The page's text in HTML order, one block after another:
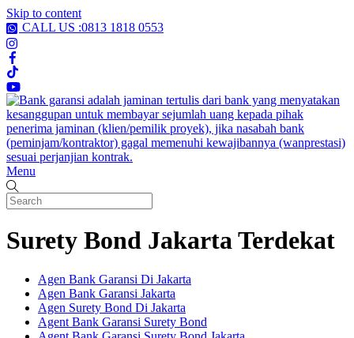
Skip to content
CALL US :0813 1818 0553
Menu
Surety Bond Jakarta Terdekat
Agen Bank Garansi Di Jakarta
Agen Bank Garansi Jakarta
Agen Surety Bond Di Jakarta
Agent Bank Garansi Surety Bond